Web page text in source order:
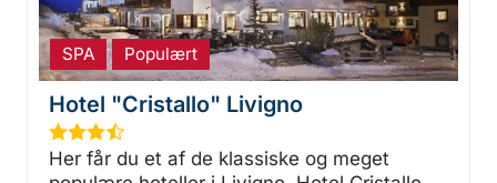
SPA Populært
Hotel "Cristallo" Livigno
★★★½
Her får du et af de klassiske og meget